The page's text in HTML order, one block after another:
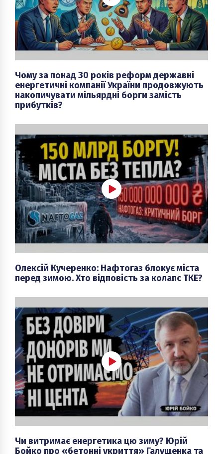
Чому за понад 30 років реформ державні
енергетичні компанії України продовжують
накопичувати мільярдні борги замість
прибутків?
Олексій Кучеренко: Нафтогаз блокує міста
перед зимою. Хто відповість за колапс ТКЕ?
Чи витримає енергетика цю зиму? Юрій
Бойко про «бетонні укриття» Галущенка та